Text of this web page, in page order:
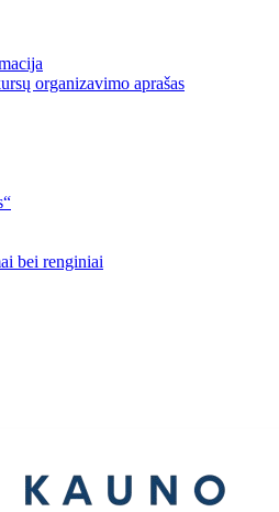
organizavimo aprašas
bei renginiai